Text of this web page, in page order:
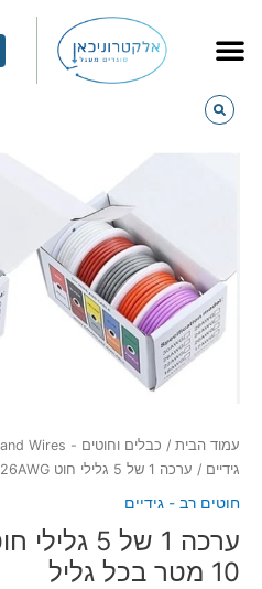
עמוד הבית / כבלים וחוטים - Cables and Wires
גידיים / ערכה 1 של 5 גלילי חוט 26AWG רב גידי 10 מטר בכל גליל
חוטים רב - גידיים
10 מטר בכל גליל
גלילי
חוט
26AWG
מטר
בכל
גליל